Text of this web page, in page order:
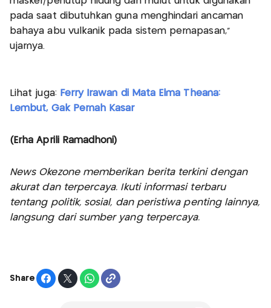
pada saat dibutuhkan guna menghindari ancaman
bahaya abu vulkanik pada sistem pernapasan,”
ujarnya.
Lihat juga: Ferry Irawan di Mata Elma Theana:
Lembut, Gak Pernah Kasar
(Erha Aprili Ramadhoni)
News Okezone memberikan berita terkini dengan
akurat dan terpercaya. Ikuti informasi terbaru
tentang politik, sosial, dan peristiwa penting lainnya,
langsung dari sumber yang terpercaya.
Share